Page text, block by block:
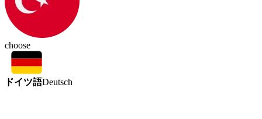
choose
ドイツ語Deutsch